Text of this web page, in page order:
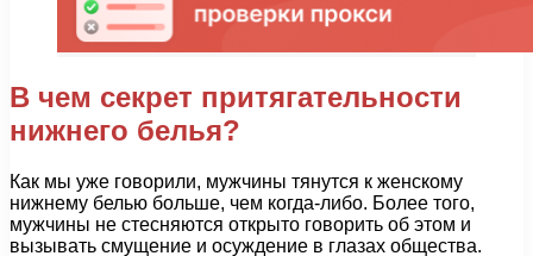
В чем секрет притягательности
нижнего белья?
Как мы уже говорили, мужчины тянутся к женскому
нижнему белью больше, чем когда-либо. Более того,
мужчины не стесняются открыто говорить об этом и
вызывать смущение и осуждение в глазах общества.